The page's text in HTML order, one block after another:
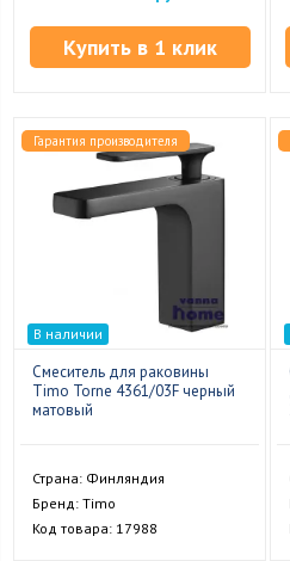
Купить в 1 клик
Гарантия производителя
В наличии
Смеситель для раковины
Timo Torne 4361/03F черный
матовый
Страна: Финляндия
Бренд: Timo
Код товара: 17988